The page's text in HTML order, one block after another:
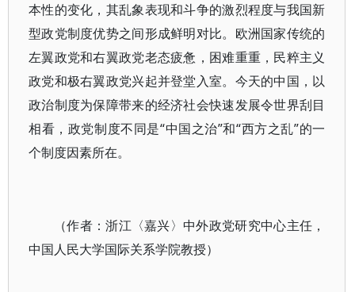
本性的变化，其乱象表现和斗争的激烈程度与我国新
型政党制度优势之间形成鲜明对比。欧洲国家传统的
左翼政党和右翼政党老态疲惫，困难重重，民粹主义
政党和极右翼政党兴起并登堂入室。今天的中国，以
政治制度为保障带来的经济社会快速发展令世界刮目
相看，政党制度不同是“中国之治”和“西方之乱”的一
个制度因素所在。
（作者：浙江〈嘉兴〉中外政党研究中心主任，
中国人民大学国际关系学院教授）